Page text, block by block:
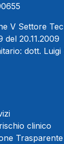
V Settore
del 20.11.2009
dott. Luigi
clinico
Trasparente